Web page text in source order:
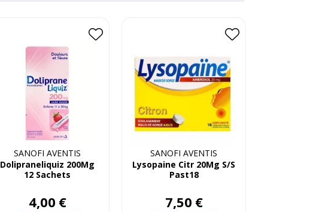
SANOFI AVENTIS
Dolipraneliquiz 200Mg
12 Sachets
4,00 €
SANOFI AVENTIS
Lysopaine Citr 20Mg S/S
Past18
7,50 €